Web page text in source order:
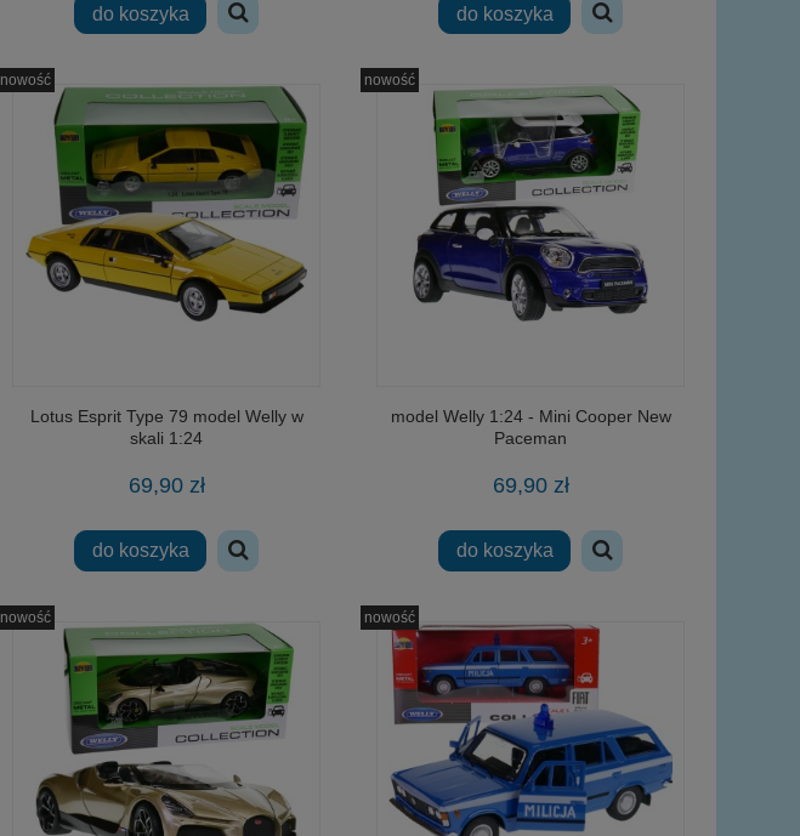
do koszyka do koszyka
Lotus Esprit Type 79 model Welly w
skali 1:24
69,90 zł
do koszyka
nowość
model Welly 1:24 - Mini Cooper New
Paceman
69,90 zł
do koszyka
nowość
nowość nowość